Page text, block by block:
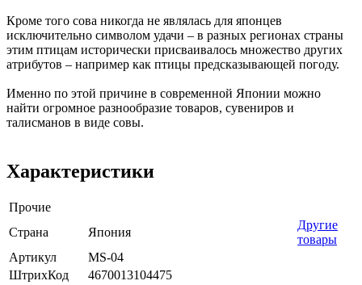
Кроме того сова никогда не являлась для японцев
исключительно символом удачи – в разных регионах страны
этим птицам исторически присваивалось множество других
атрибутов – например как птицы предсказывающей погоду.
Именно по этой причине в современной Японии можно
найти огромное разнообразие товаров, сувениров и
талисманов в виде совы.
Характеристики
Прочие
Страна
Япония
Другие
товары
Артикул
MS-04
ШтрихКод
4670013104475